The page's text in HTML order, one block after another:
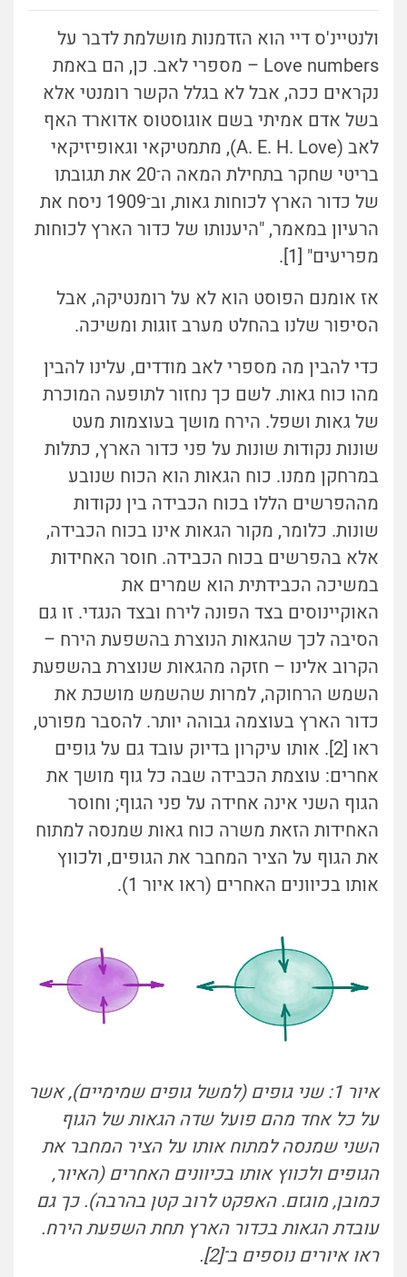
ולנטיינ'ס דיי הוא הזדמנות מושלמת לדבר על
Love numbers – מספרי לאב. כן, הם באמת
נקראים ככה, אבל לא בגלל הקשר רומנטי אלא
בשל אדם אמיתי בשם אוגוסטוס אדוארד האף
לאב (A. E. H. Love), מתמטיקאי וגאופיזיקאי
בריטי שחקר בתחילת המאה ה־20 את תגובתו
של כדור הארץ לכוחות גאות, וב־1909 ניסח את
הרעיון במאמר, "היענותו של כדור הארץ לכוחות
מפריעים" [1].
אז אומנם הפוסט הוא לא על רומנטיקה, אבל
הסיפור שלנו בהחלט מערב זוגות ומשיכה.
כדי להבין מה מספרי לאב מודדים, עלינו להבין
מהו כוח גאות. לשם כך נחזור לתופעה המוכרת
של גאות ושפל. הירח מושך בעוצמות מעט
שונות נקודות שונות על פני כדור הארץ, כתלות
במרחקן ממנו. כוח הגאות הוא הכוח שנובע
מההפרשים הללו בכוח הכבידה בין נקודות
שונות. כלומר, מקור הגאות אינו בכוח הכבידה,
אלא בהפרשים בכוח הכבידה. חוסר האחידות
במשיכה הכבידתית הוא שמרים את
האוקיינוסים בצד הפונה לירח ובצד הנגדי. זו גם
הסיבה לכך שהגאות הנוצרת בהשפעת הירח –
הקרוב אלינו – חזקה מהגאות שנוצרת בהשפעת
השמש הרחוקה, למרות שהשמש מושכת את
כדור הארץ בעוצמה גבוהה יותר. להסבר מפורט,
ראו [2]. אותו עיקרון בדיוק עובד גם על גופים
אחרים: עוצמת הכבידה שבה כל גוף מושך את
הגוף השני אינה אחידה על פני הגוף; וחוסר
האחידות הזאת משרה כוח גאות שמנסה למתוח
את הגוף על הציר המחבר את הגופים, ולכווץ
אותו בכיוונים האחרים (ראו איור 1).
איור 1: שני גופים (למשל גופים שמימיים), אשר
על כל אחד מהם פועל שדה הגאות של הגוף
השני שמנסה למתוח אותו על הציר המחבר את
הגופים ולכווץ אותו בכיוונים האחרים (האיור,
כמובן, מוגזם. האפקט לרוב קטן בהרבה). כך גם
עובדת הגאות בכדור הארץ תחת השפעת הירח.
ראו איורים נוספים ב־[2].